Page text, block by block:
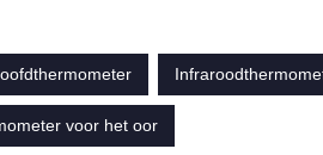
voor het oor